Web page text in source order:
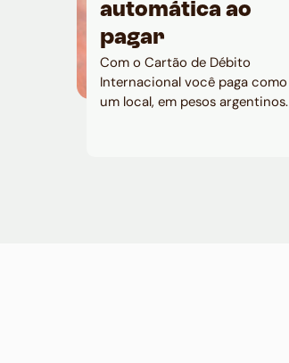
automática ao
pagar
Com o Cartão de Débito
Internacional você paga como
um local, em pesos argentinos.